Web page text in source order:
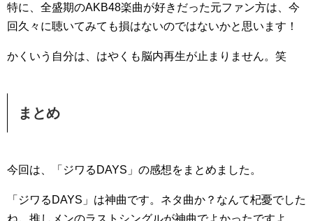
特に、全盛期のAKB48楽曲が好きだった元ファン方は、今
回久々に聴いてみても損はないのではないかと思います！
かくいう自分は、はやくも脳内再生が止まりません。笑
まとめ
今回は、「ジワるDAYS」の感想をまとめました。
「ジワるDAYS」は神曲です。ネタ曲か？なんて杞憂でした
ね。推しメンのラストシングルが神曲でよかったですよ、